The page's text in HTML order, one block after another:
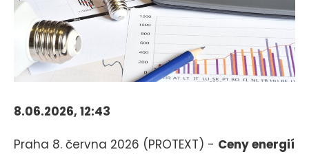
8.06.2026, 12:43
Praha 8. června 2026 (PROTEXT) - Ceny energií